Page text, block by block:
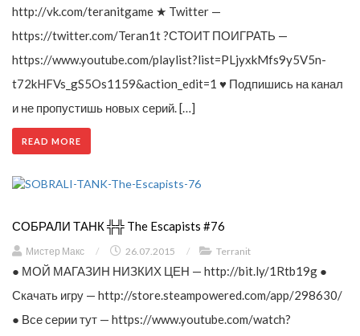
http://vk.com/teranitgame ★ Twitter —
https://twitter.com/Teran1t ?СТОИТ ПОИГРАТЬ —
https://www.youtube.com/playlist?list=PLjyxkMfs9y5V5n-
t72kHFVs_gS5Os1159&action_edit=1 ♥ Подпишись на канал
и не пропустишь новых серий. […]
READ MORE
СОБРАЛИ ТАНК ╬╬ The Escapists #76
Мистер Макс / 26.07.2015 / Terranit
● МОЙ МАГАЗИН НИЗКИХ ЦЕН — http://bit.ly/1Rtb19g ●
Скачать игру — http://store.steampowered.com/app/298630/
● Все серии тут — https://www.youtube.com/watch?